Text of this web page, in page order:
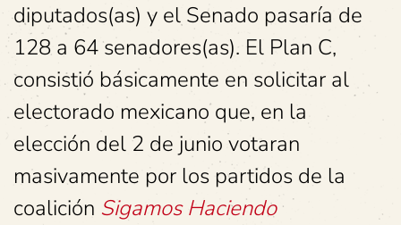
diputados(as) y el Senado pasaría de
128 a 64 senadores(as). El Plan C,
consistió básicamente en solicitar al
electorado mexicano que, en la
elección del 2 de junio votaran
masivamente por los partidos de la
coalición Sigamos Haciendo